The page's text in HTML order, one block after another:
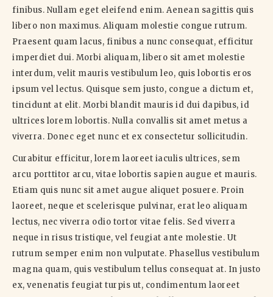
finibus. Nullam eget eleifend enim. Aenean sagittis quis
libero non maximus. Aliquam molestie congue rutrum.
Praesent quam lacus, finibus a nunc consequat, efficitur
imperdiet dui. Morbi aliquam, libero sit amet molestie
interdum, velit mauris vestibulum leo, quis lobortis eros
ipsum vel lectus. Quisque sem justo, congue a dictum et,
tincidunt at elit. Morbi blandit mauris id dui dapibus, id
ultrices lorem lobortis. Nulla convallis sit amet metus a
viverra. Donec eget nunc et ex consectetur sollicitudin.
Curabitur efficitur, lorem laoreet iaculis ultrices, sem
arcu porttitor arcu, vitae lobortis sapien augue et mauris.
Etiam quis nunc sit amet augue aliquet posuere. Proin
laoreet, neque et scelerisque pulvinar, erat leo aliquam
lectus, nec viverra odio tortor vitae felis. Sed viverra
neque in risus tristique, vel feugiat ante molestie. Ut
rutrum semper enim non vulputate. Phasellus vestibulum
magna quam, quis vestibulum tellus consequat at. In justo
ex, venenatis feugiat turpis ut, condimentum laoreet